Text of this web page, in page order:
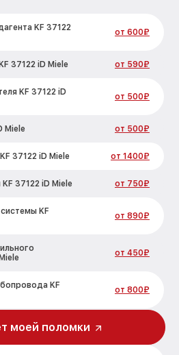
KF 37122
от 600₽
37122 iD Miele от 590₽
KF 37122 iD
от 500₽
Miele от 500₽
37122 iD Miele от 1400₽
37122 iD Miele от 750₽
KF
от 890₽
от 450₽
KF
от 800₽
iD Miele
моей поломки